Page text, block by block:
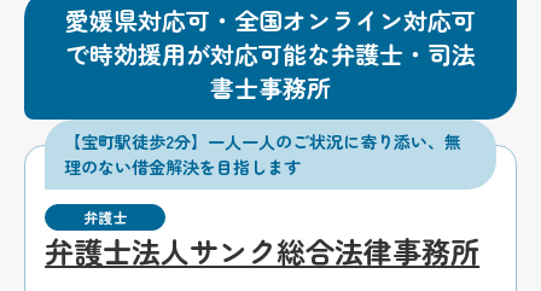
愛媛県対応可・全国オンライン対応可
で時効援用が対応可能な弁護士・司法
書士事務所
【宝町駅徒歩2分】一人一人のご状況に寄り添い、無
理のない借金解決を目指します
弁護士
弁護士法人サンク総合法律事務所